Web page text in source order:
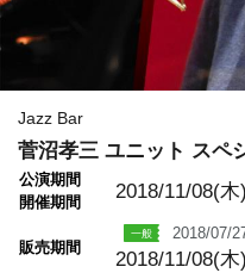
Jazz Bar
菅沼孝三 ユニット スペ
公演期間
開催期間
2018/11/08(木)
販売期間
2018/07/
2018/11/08(